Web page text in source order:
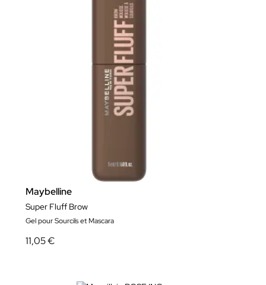
Maybelline
Super Fluff Brow
Gel pour Sourcils et Mascara
11,05 €